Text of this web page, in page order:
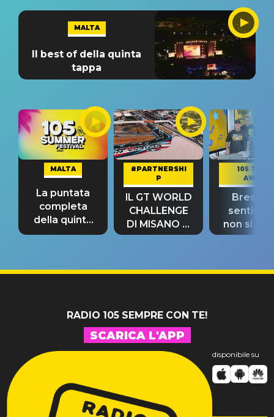
MALTA
Il best of della quinta
tappa
MALTA
La puntata
completa
della quinta
tappa
#PARTNERSHI
P
IL GT WORLD
CHALLENGE
DI MISANO si
riconferma
105 TAKE
AWAY
Bresh:
non si
fino alla
RADIO 105 SEMPRE CON TE!
SCARICA L'APP
disponibile su